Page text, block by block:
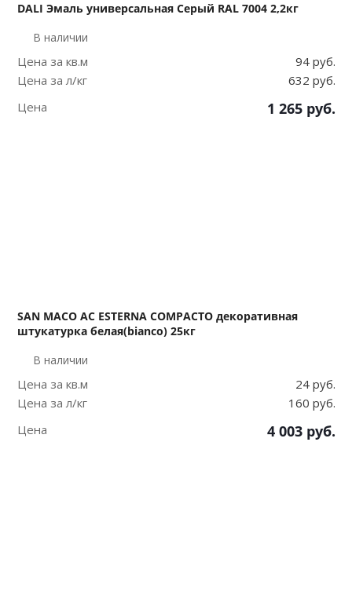
DALI Эмаль универсальная Серый RAL 7004 2,2кг
В наличии
Цена за кв.м
94 руб.
Цена за л/кг
632 руб.
Цена
1 265 руб.
SAN MACO AC ESTERNA COMPACTO декоративная
штукатурка белая(bianco) 25кг
В наличии
Цена за кв.м
24 руб.
Цена за л/кг
160 руб.
Цена
4 003 руб.